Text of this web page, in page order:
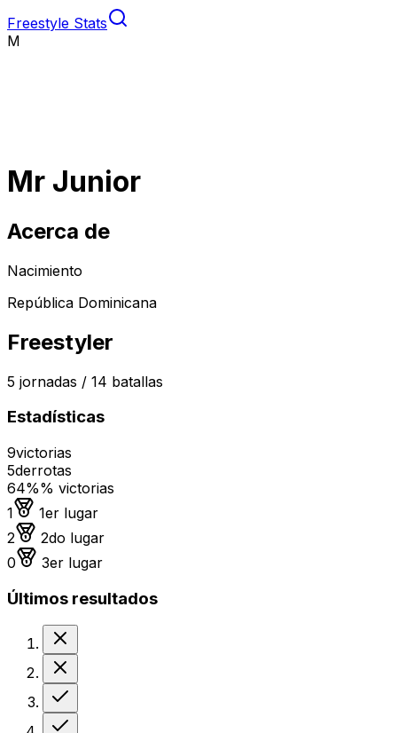
Freestyle Stats
M
Mr Junior
Acerca de
Nacimiento
República Dominicana
Freestyler
5 jornadas / 14 batallas
Estadísticas
9victorias
5derrotas
64%% victorias
1
Medalla de oro
1er lugar
2
Medalla de plata
2do lugar
0
Medalla de bronce
3er lugar
Últimos resultados